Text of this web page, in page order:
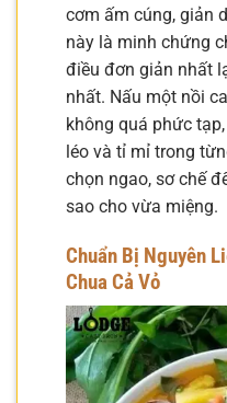
cơm ấm cúng, giản
này là minh chứng
điều đơn giản nhất
nhất. Nấu một nồi
không quá phức
léo và tỉ mỉ trong
chọn ngao, sơ chế
sao cho vừa miệng.
Chuẩn Bị Nguyên
Chua Cả Vỏ